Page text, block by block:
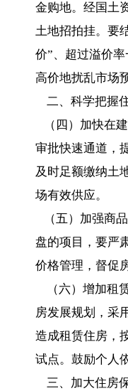
金购地。经国土
土地招拍挂。要
价”、超过溢价
高价地扰乱市场
二、科学把握
（四）加快在
审批快速通道，
及时足额缴纳土
场有效供应。
（五）加强商
盘的项目，要严
价格管理，督促
（六）增加租
房发展规划，采
造成租赁住房，
试点。鼓励个人
三、加大住房